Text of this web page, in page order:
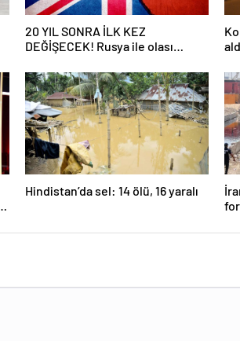
20 YIL SONRA İLK KEZ
DEĞİŞECEK! Rusya ile olası
güncelleniyor!
Hindistan’da sel: 14 ölü, 16 yaralı